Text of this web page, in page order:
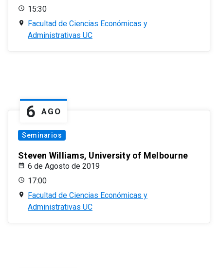
15:30
Facultad de Ciencias Económicas y
Administrativas UC
6 AGO
Seminarios
Steven Williams, University of Melbourne
6 de Agosto de 2019
17:00
Facultad de Ciencias Económicas y
Administrativas UC